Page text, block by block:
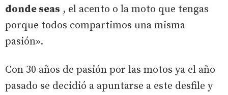
donde seas , el acento o la moto que tengas
porque todos compartimos una misma
pasión».
Con 30 años de pasión por las motos ya el año
pasado se decidió a apuntarse a este desfile y